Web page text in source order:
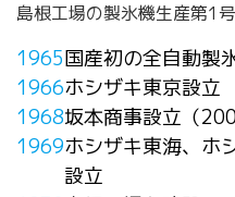
島根工場の製氷機生産第1
1965国産初の全自動製
1966ホシザキ東京設立
1968坂本商事設立（
1969ホシザキ東海、ホ
設立